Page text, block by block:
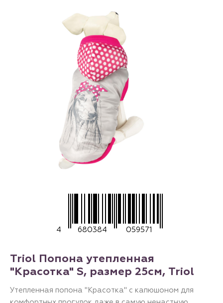
4 680384 059571
Triol Попона утепленная
"Красотка" S, размер 25см, Triol
Утепленная попона "Красотка" с капюшоном для